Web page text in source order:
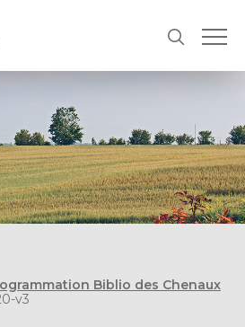
Biblio des Chenaux
v3